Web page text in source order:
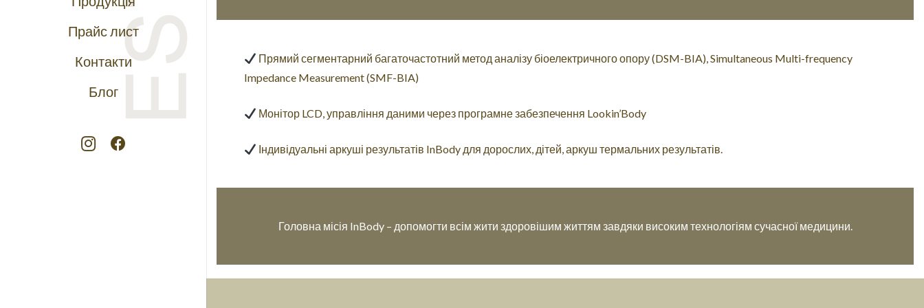
Прайс лист
Контакти
Блог
Прямий сегментарний багаточастотний метод аналізу біоелектричного опору (DSM-BIA), Simultaneous Multi-frequency
Impedance Measurement (SMF-BIA)
Монітор LCD, управління даними через програмне забезпечення Lookin’Body
Індивідуальні аркуші результатів InBody для дорослих, дітей, аркуш термальних результатів.
Головна місія InBody – допомогти всім жити здоровішим життям завдяки високим технологіям сучасної медицини.